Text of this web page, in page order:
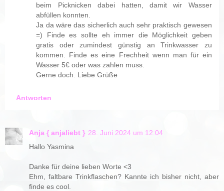
beim Picknicken dabei hatten, damit wir Wasser
abfüllen konnten.
Ja da wäre das sicherlich auch sehr praktisch gewesen
=) Finde es sollte eh immer die Möglichkeit geben
gratis oder zumindest günstig an Trinkwasser zu
kommen. Finde es eine Frechheit wenn man für ein
Wasser 5€ oder was zahlen muss.
Gerne doch. Liebe Grüße
Antworten
Anja { anjaliebt } 28. Juni 2024 um 12:04
Hallo Yasmina
Danke für deine lieben Worte <3
Ehm, faltbare Trinkflaschen? Kannte ich bisher nicht, aber
finde es cool.